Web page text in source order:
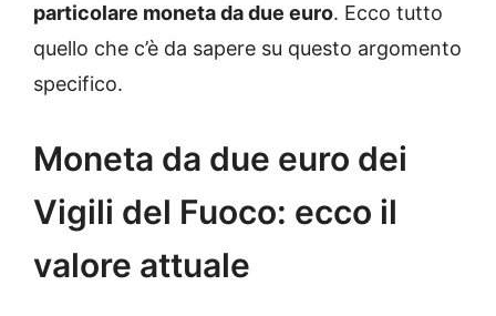
particolare moneta da due euro. Ecco tutto
quello che c’è da sapere su questo argomento
specifico.
Moneta da due euro dei
Vigili del Fuoco: ecco il
valore attuale